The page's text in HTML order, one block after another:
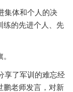
集体和个人的决
练的先进个人、先
享了军训的难忘经
鹏老师发言，对新